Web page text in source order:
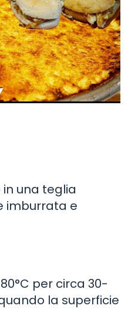
una teglia
imburrata e
per circa 30-
la superficie